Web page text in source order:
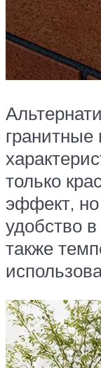
гранитные
только
эффект,
удобство
также